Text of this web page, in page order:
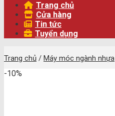
Trang chủ
Cửa hàng
Tin tức
Tuyển dụng
Trang chủ / Máy móc ngành nhựa
-10%